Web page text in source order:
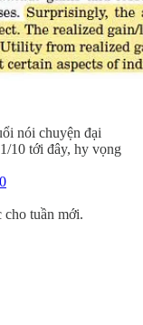
nói chuyện đại
10 tới đây, hy vọng
cho tuần mới.